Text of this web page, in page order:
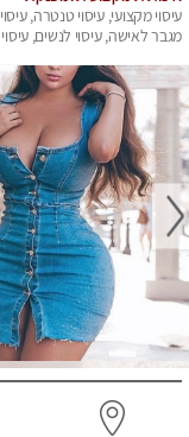
עיסוי מקצועי, עיסוי טנטרה, עיסוי
מגבר לאישה, עיסוי לנשים, עיסוי